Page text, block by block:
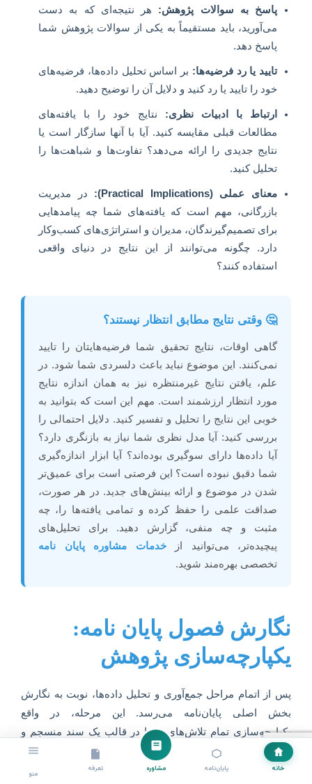
خانه پایان‌نامه مشاوره تعرفه
منو
پاسخ به سوالات پژوهش: هر نتیجه‌ای که به دست
می‌آورید، باید مستقیماً به یکی از سوالات پژوهش شما
پاسخ دهد.
تایید یا رد فرضیه‌ها: بر اساس تحلیل داده‌ها، فرضیه‌های
خود را تایید یا رد کنید و دلایل آن را توضیح دهید.
ارتباط با ادبیات نظری: نتایج خود را با یافته‌های
مطالعات قبلی مقایسه کنید. آیا با آنها سازگار است یا
نتایج جدیدی را ارائه می‌دهد؟ تفاوت‌ها و شباهت‌ها را
تحلیل کنید.
معنای عملی (Practical Implications):
در مدیریت
بازرگانی، مهم است که یافته‌های شما چه پیامدهایی
برای تصمیم‌گیرندگان، مدیران و استراتژی‌های کسب‌وکار
دارد. چگونه می‌توانند از این نتایج در دنیای واقعی
استفاده کنند؟
🤔 وقتی نتایج مطابق انتظار نیستند؟
گاهی اوقات، نتایج تحقیق شما فرضیه‌هایتان را تایید
نمی‌کنند. این موضوع نباید باعث دلسردی شما شود. در
علم، یافتن نتایج غیرمنتظره نیز به همان اندازه نتایج
مورد انتظار ارزشمند است. مهم این است که بتوانید به
خوبی این نتایج را تحلیل و تفسیر کنید. دلایل احتمالی را
بررسی کنید: آیا مدل نظری شما نیاز به بازنگری دارد؟
آیا داده‌ها دارای سوگیری بوده‌اند؟ آیا ابزار اندازه‌گیری
شما دقیق نبوده است؟ این فرصتی است برای عمیق‌تر
شدن در موضوع و ارائه بینش‌های جدید. در هر صورت،
صداقت علمی را حفظ کرده و تمامی یافته‌ها را، چه
مثبت و چه منفی، گزارش دهید. برای تحلیل‌های
پیچیده‌تر، می‌توانید ازخدمات مشاوره پایان نامه
تخصصی بهره‌مند شوید.
نگارش فصول پایان نامه:
یکپارچه‌سازی پژوهش
پس از اتمام مراحل جمع‌آوری و تحلیل داده‌ها، نوبت به نگارش
بخش اصلی پایان‌نامه می‌رسد. این مرحله، در واقع
یکپارچه‌سازی تمام تلاش‌های شما در قالب یک سند منسجم و
علمی است. ساختار استاندارد پایان‌نامه در مدیریت بازرگانی
معمولاً شامل پنج فصل اصلی است که هر کدام وظیفه